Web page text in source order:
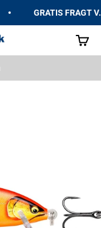
GRATIS FRAGT
Åbn